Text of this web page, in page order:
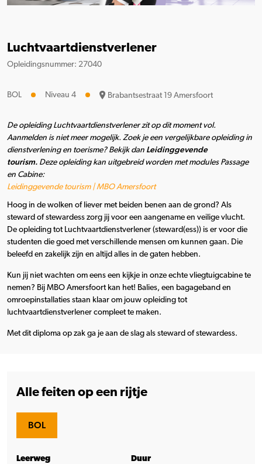
Luchtvaartdienstverlener
Opleidingsnummer: 27040
BOL Niveau 4 Brabantsestraat 19 Amersfoort
De opleiding Luchtvaartdienstverlener zit op dit moment vol.
Aanmelden is niet meer mogelijk. Zoek je een vergelijkbare opleiding in
dienstverlening en toerisme? Bekijk dan Leidinggevende
tourism. Deze opleiding kan uitgebreid worden met modules Passage
en Cabine:
Leidinggevende tourism | MBO Amersfoort
Hoog in de wolken of liever met beiden benen aan de grond? Als
steward of stewardess zorg jij voor een aangename en veilige vlucht.
De opleiding tot Luchtvaartdienstverlener (steward(ess)) is er voor die
studenten die goed met verschillende mensen om kunnen gaan. Die
beleefd en zakelijk zijn en altijd alles in de gaten hebben.
Kun jij niet wachten om eens een kijkje in onze echte vliegtuigcabine te
nemen? Bij MBO Amersfoort kan het! Balies, een bagageband en
omroepinstallaties staan klaar om jouw opleiding tot
luchtvaartdienstverlener compleet te maken.
Met dit diploma op zak ga je aan de slag als steward of stewardess.
Alle feiten op een rijtje
BOL
Leerweg Duur